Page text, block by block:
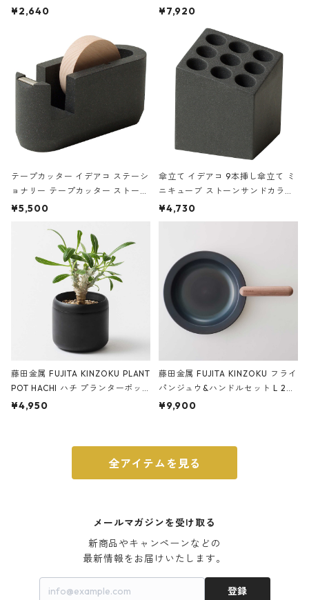
ハードカバー 罫線 ヴァン・ゴッホ
¥2,640
urniture WALL Table B5 ネイビー
¥7,920
テープカッター イデアコ ステーシ
ョナリー テープカッター ストーン
サンドカラー 石調 ideaco Station
¥5,500
傘立て イデアコ 9本挿し傘立て ミ
ニキューブ ストーンサンドカラー
石調 ideaco Umbrella Stand CUB
E ストーンサンドブラック
¥4,730
藤田金属 FUJITA KINZOKU PLANT
POT HACHI ハチ プランターポッ
ト 3号 ブラック
¥4,950
藤田金属 FUJITA KINZOKU フライ
パンジュウ&ハンドルセット L 24c
m ガス火・IH対応 鉄フライパン
¥9,900
全アイテムを見る
メールマガジンを受け取る
新商品やキャンペーンなどの
最新情報をお届けいたします。
登録